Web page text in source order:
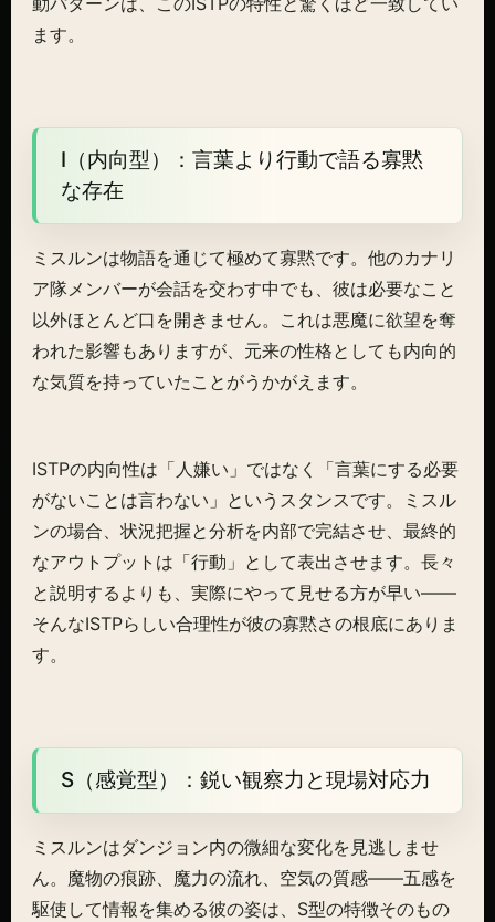
ます。
I（内向型）：言葉より行動で語る寡黙
な存在
ミスルンは物語を通じて極めて寡黙です。他のカナリ
ア隊メンバーが会話を交わす中でも、彼は必要なこと
以外ほとんど口を開きません。これは悪魔に欲望を奪
われた影響もありますが、元来の性格としても内向的
な気質を持っていたことがうかがえます。
ISTPの内向性は「人嫌い」ではなく「言葉にする必要
がないことは言わない」というスタンスです。ミスル
ンの場合、状況把握と分析を内部で完結させ、最終的
なアウトプットは「行動」として表出させます。長々
と説明するよりも、実際にやって見せる方が早い――
そんなISTPらしい合理性が彼の寡黙さの根底にありま
す。
S（感覚型）：鋭い観察力と現場対応力
ミスルンはダンジョン内の微細な変化を見逃しませ
ん。魔物の痕跡、魔力の流れ、空気の質感――五感を
駆使して情報を集める彼の姿は、S型の特徴そのもの